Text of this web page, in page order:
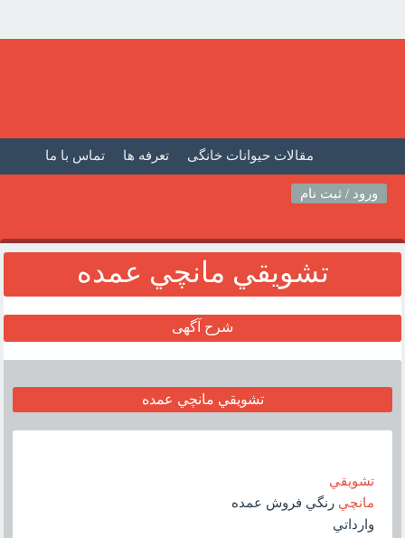
تماس با ما تعرفه ها مقالات حیوانات خانگی
صفحه اصلی
ورود / ثبت نام
تشويقي مانچي عمده
شرح آگهی
تشويقي مانچي عمده
تشويقي
مانچي رنگي فروش عمده
وارداتي